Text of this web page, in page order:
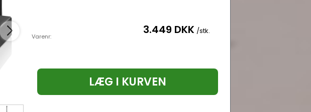
Varenr: 3.449 DKK /stk.
LÆG I KURVEN